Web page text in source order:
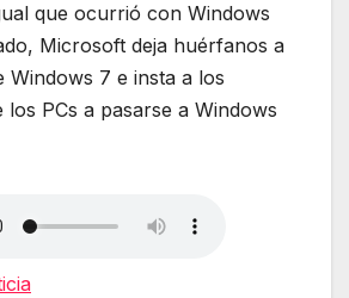
que ocurrió con Windows
Microsoft deja huérfanos a
Windows 7 e insta a los
los PCs a pasarse a Windows